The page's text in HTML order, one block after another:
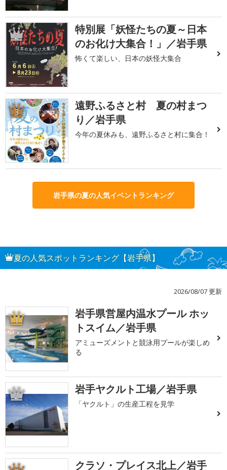
2
特別展「妖怪たちの夏～日本
のお化け大集合！」／岩手県
怖くて楽しい、日本の妖怪大集合
3
遠野ふるさと村 夏の村まつ
り／岩手県
今年の夏休みも、遠野ふるさと村に集合！
岩手県の夏の人気イベントランキング
夏の人気スポットランキング【岩手県】
2026/08/07 更新
1
岩手県営屋内温水プール ホッ
トスイム／岩手県
アミューズメントと競泳用プールが楽しめ
る
2 岩手ヤクルト工場／岩手県
「ヤクルト」の生産工程を見学
クラソ・プレイス北上／岩手